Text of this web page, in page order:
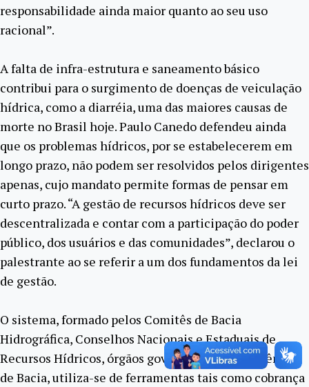
responsabilidade ainda maior quanto ao seu uso
racional”.
A falta de infra-estrutura e saneamento básico
contribui para o surgimento de doenças de veiculação
hídrica, como a diarréia, uma das maiores causas de
morte no Brasil hoje. Paulo Canedo defendeu ainda
que os problemas hídricos, por se estabelecerem em
longo prazo, não podem ser resolvidos pelos dirigentes
apenas, cujo mandato permite formas de pensar em
curto prazo. “A gestão de recursos hídricos deve ser
descentralizada e contar com a participação do poder
público, dos usuários e das comunidades”, declarou o
palestrante ao se referir a um dos fundamentos da lei
de gestão.
O sistema, formado pelos Comitês de Bacia
Hidrográfica, Conselhos Nacionais e Estaduais de
Recursos Hídricos, órgãos governamentais e Agências
de Bacia, utiliza-se de ferramentas tais como cobrança